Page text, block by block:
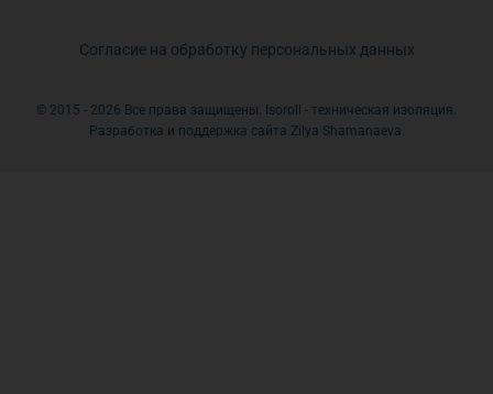
Согласие на обработку персональных данных
© 2015 - 2026 Все права защищены. Isoroll - техническая изоляция.
Разработка и поддержка сайта Zilya Shamanaeva.